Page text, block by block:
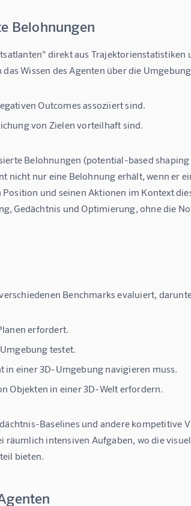
Belohnungen
direkt aus Trajektorienstatistiken
Wissen des Agenten über die
Outcomes assoziiert sind.
von Zielen vorteilhaft sind.
Belohnungen (potential-based
nicht nur eine Belohnung erhält, wenn er
und seinen Aktionen im Kontext
Gedächtnis und Optimierung, ohne die
Benchmarks evaluiert,
erfordert.
testet.
in einer 3D-Umgebung navigieren muss.
Objekten in einer 3D-Welt erfordern.
Baselines und andere kompetitive
räumlich intensiven Aufgaben, wo die
bieten.